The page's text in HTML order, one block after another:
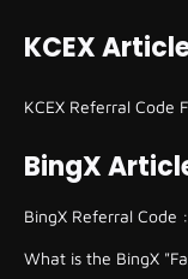
KCEX
KCEX Referral Code
BingX
BingX Referral Code
What is the BingX